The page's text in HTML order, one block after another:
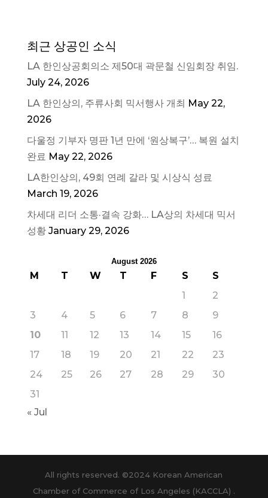
최근 상공인 소식
LA 한인상공회의소 제50대 곽문철 신임회장 취임.
July 24, 2026
LA 한인상의, 주류사회 믹서행사 개최 May 22,
2026
다울정 기부자 명판 1년 만에 ‘원상복구’… 복원 설치
완료 May 22, 2026
LA한인상의, 49회 연례 갈라 및 시상식 성료
March 19, 2026
차세대 리더 소통·결속 강화… LA상의 차세대 믹서
성황 January 29, 2026
August 2026
M T W T F S
S
1
2
3
4 5 6 7 8
9
10
11 12 13 14 15
16
17
18 19 20 21 22
23
24
25 26 27 28 29
30
31
« Jul
All rights reserved. ©2024 Korean American
Chamber of Commerce of Los Angeles (KACCLA) .